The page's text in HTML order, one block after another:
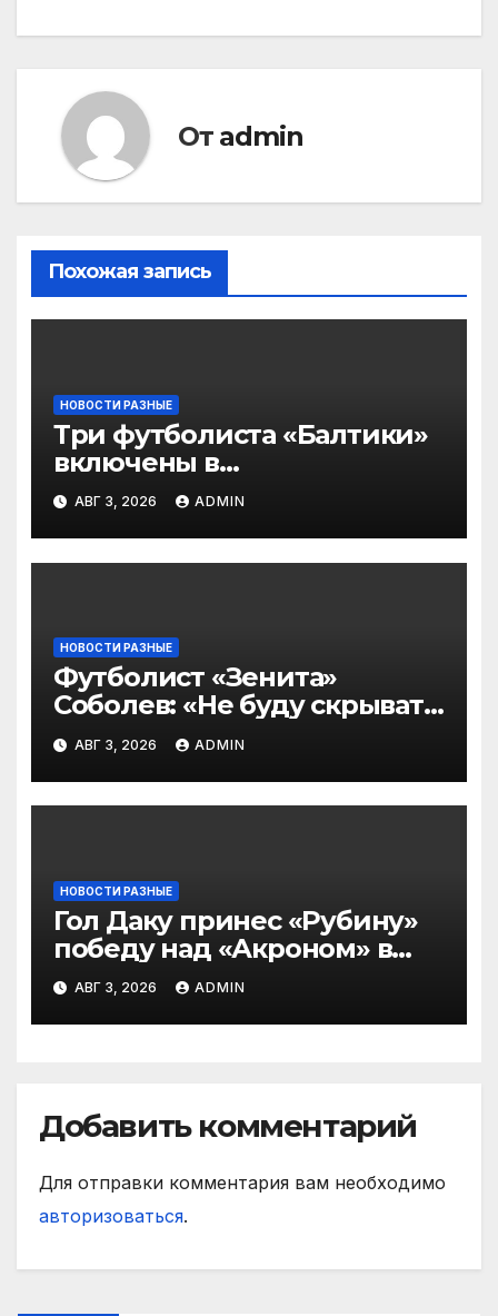
От admin
Похожая запись
НОВОСТИ РАЗНЫЕ
Три футболиста «Балтики»
включены в
символическую сборную
2‑го тура РПЛ по версии
подписчиков МАТЧ
ПРЕМЬЕР
АВГ 3, 2026 ADMIN
НОВОСТИ РАЗНЫЕ
Футболист «Зенита»
Соболев: «Не буду скрывать
— в Оренбурге всегда
тяжело играть»
АВГ 3, 2026 ADMIN
НОВОСТИ РАЗНЫЕ
Гол Даку принес «Рубину»
победу над «Акроном» в
матче РПЛ
АВГ 3, 2026 ADMIN
Добавить комментарий
Для отправки комментария вам необходимо
авторизоваться.